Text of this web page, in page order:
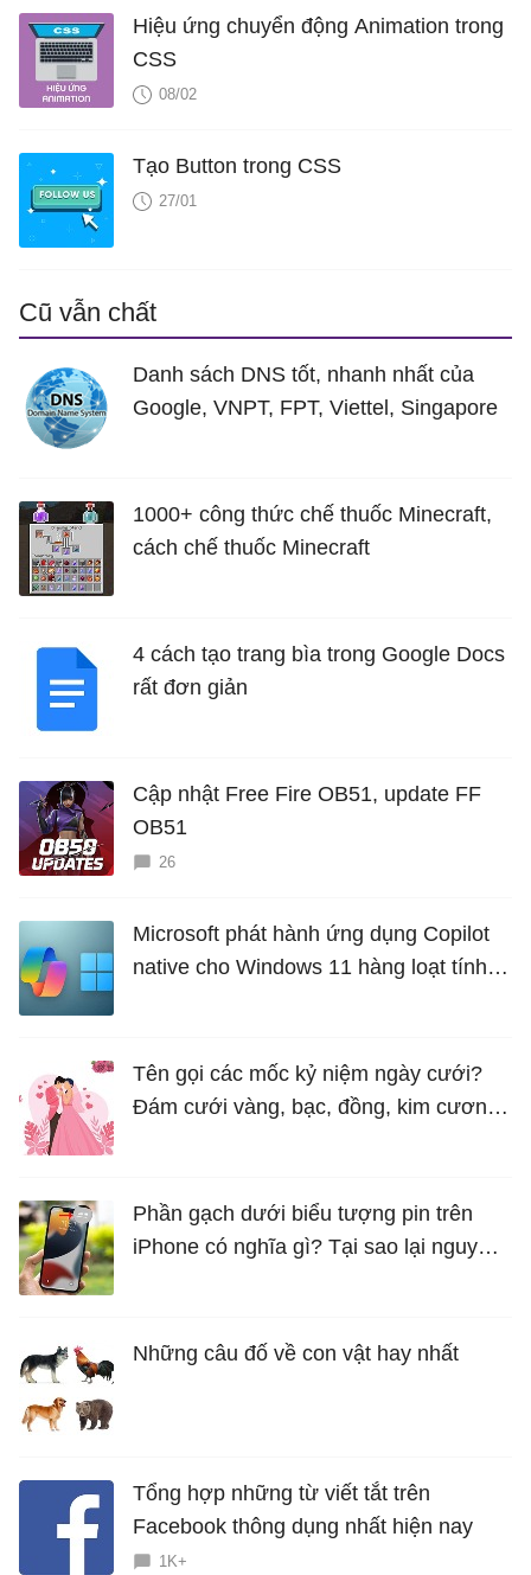
Hiệu ứng chuyển động Animation trong
CSS
08/02
Tạo Button trong CSS
27/01
Cũ vẫn chất
Danh sách DNS tốt, nhanh nhất của
Google, VNPT, FPT, Viettel, Singapore
1000+ công thức chế thuốc Minecraft,
cách chế thuốc Minecraft
4 cách tạo trang bìa trong Google Docs
rất đơn giản
Cập nhật Free Fire OB51, update FF
OB51
26
Microsoft phát hành ứng dụng Copilot
native cho Windows 11 hàng loạt tính
Tên gọi các mốc kỷ niệm ngày cưới?
Đám cưới vàng, bạc, đồng, kim cương
Phần gạch dưới biểu tượng pin trên
iPhone có nghĩa gì? Tại sao lại nguy
Những câu đố về con vật hay nhất
Tổng hợp những từ viết tắt trên
Facebook thông dụng nhất hiện nay
1K+